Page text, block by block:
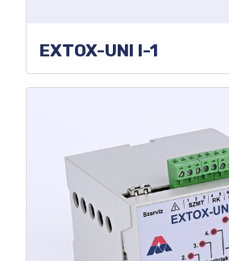
EXTOX-UNI I-1